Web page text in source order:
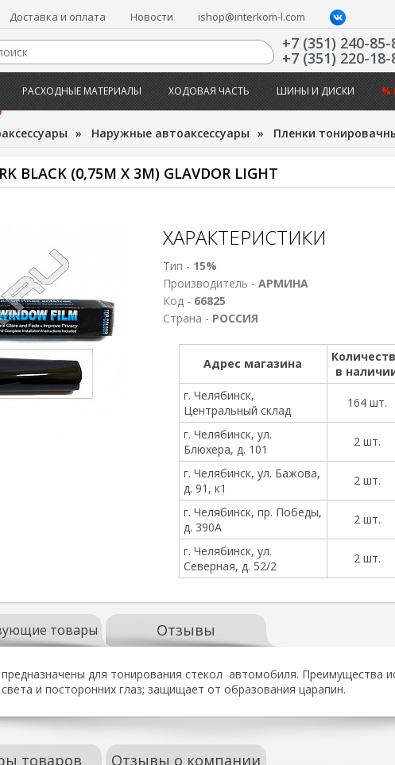
Доставка и оплата Новости ishop@interkom-l.com
+7 (351) 240-85-
+7 (351) 220-18-
РАСХОДНЫЕ МАТЕРИАЛЫ ХОДОВАЯ ЧАСТЬ ШИНЫ И ДИСКИ %
» Наружные автоаксессуары » Пленки
(0,75М Х 3М) GLAVDOR LIGHT
ХАРАКТЕРИСТИКИ
Тип - 15%
Производитель - АРМИНА
Код - 66825
Страна - РОССИЯ
Адрес магазина
в
г. Челябинск,
Центральный склад
164 шт.
г. Челябинск, ул.
Блюхера, д. 101
2 шт.
г. Челябинск, ул. Бажова,
д. 91, к1
2 шт.
г. Челябинск, пр. Победы,
д. 390А
2 шт.
г. Челябинск, ул.
Северная, д. 52/2
2 шт.
товары Отзывы
для тонирования стекол автомобиля. Преимущества
и посторонних глаз; защищает от образования царапин.
товаров Отзывы о компании